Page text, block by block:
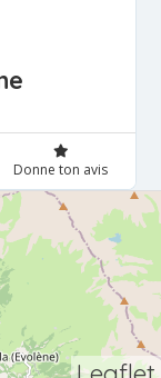
Donne ton avis